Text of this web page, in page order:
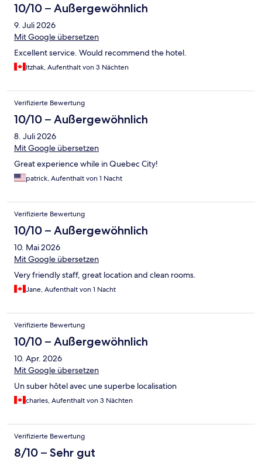
10/10 – Außergewöhnlich
9. Juli 2026
Mit Google übersetzen
Excellent service. Would recommend the hotel.
Itzhak, Aufenthalt von 3 Nächten
Verifizierte Bewertung
10/10 – Außergewöhnlich
8. Juli 2026
Mit Google übersetzen
Great experience while in Quebec City!
patrick, Aufenthalt von 1 Nacht
Verifizierte Bewertung
10/10 – Außergewöhnlich
10. Mai 2026
Mit Google übersetzen
Very friendly staff, great location and clean rooms.
Jane, Aufenthalt von 1 Nacht
Verifizierte Bewertung
10/10 – Außergewöhnlich
10. Apr. 2026
Mit Google übersetzen
Un suber hôtel avec une superbe localisation
charles, Aufenthalt von 3 Nächten
Verifizierte Bewertung
8/10 – Sehr gut